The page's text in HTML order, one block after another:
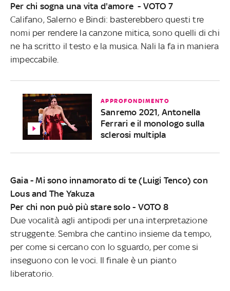
Per chi sogna una vita d'amore - VOTO 7
Califano, Salerno e Bindi: basterebbero questi tre
nomi per rendere la canzone mitica, sono quelli di chi
ne ha scritto il testo e la musica. Nali la fa in maniera
impeccabile.
APPROFONDIMENTO
Sanremo 2021, Antonella
Ferrari e il monologo sulla
sclerosi multipla
Gaia - Mi sono innamorato di te (Luigi Tenco) con
Lous and The Yakuza
Per chi non può più stare solo - VOTO 8
Due vocalità agli antipodi per una interpretazione
struggente. Sembra che cantino insieme da tempo,
per come si cercano con lo sguardo, per come si
inseguono con le voci. Il finale è un pianto
liberatorio.